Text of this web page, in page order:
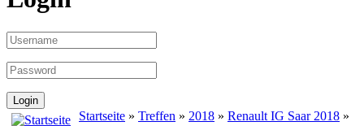
Startseite » Treffen » 2018 » Renault IG Saar 2018 »